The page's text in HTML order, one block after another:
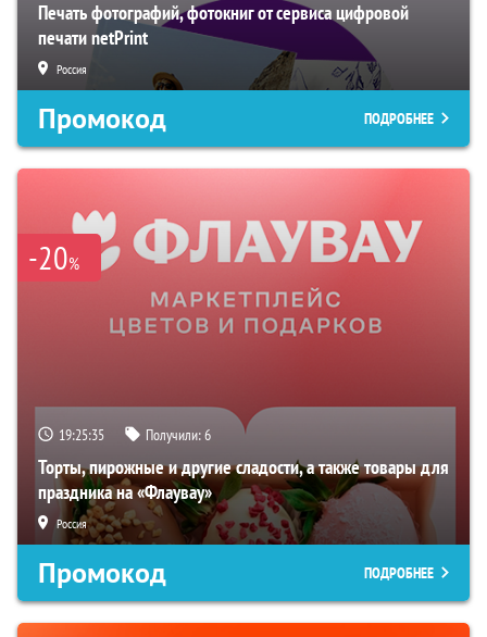
Печать фотографий, фотокниг от сервиса цифровой
печати netPrint
Россия
Промокод ПОДРОБНЕЕ
-20%
19:25:34 Получили:6
Торты, пирожные и другие сладости, а также товары для
праздника на «Флаувау»
Россия
Промокод ПОДРОБНЕЕ